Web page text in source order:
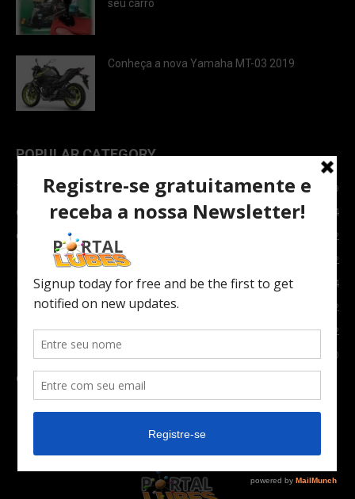
seu carro
Conheça a nova Yamaha MT-03 2019
POPULAR CATEGORY
TOPNEWS
7089
Carro e Moto
3764
Carro
2082
Notícias
1852
Indústria
1024
Moto
972
Economia
672
Newsletter
630
Carros Verdes e Novas tecnologias automotivas